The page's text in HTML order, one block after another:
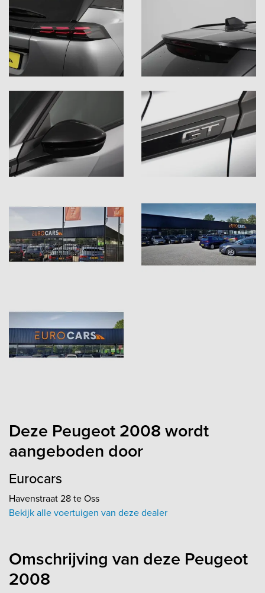
Deze Peugeot 2008 wordt
aangeboden door
Eurocars
Havenstraat 28 te Oss
Bekijk alle voertuigen van deze dealer
Omschrijving van deze Peugeot
2008